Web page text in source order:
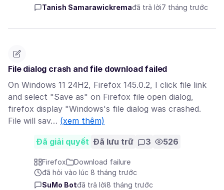
Tanish Samarawickremađã trả lời7 tháng trước
File dialog crash and file download failed
On Windows 11 24H2, Firefox 145.0.2, I click file link
and select "Save as" on Firefox file open dialog,
firefox display "Windows's file dialog was crashed.
File will sav… (xem thêm)
Đã giải quyết Đã lưu trữ 3 526
Firefox
Download failure
đã hỏi vào lúc 8 tháng trước
SuMo Botđã trả lời8 tháng trước